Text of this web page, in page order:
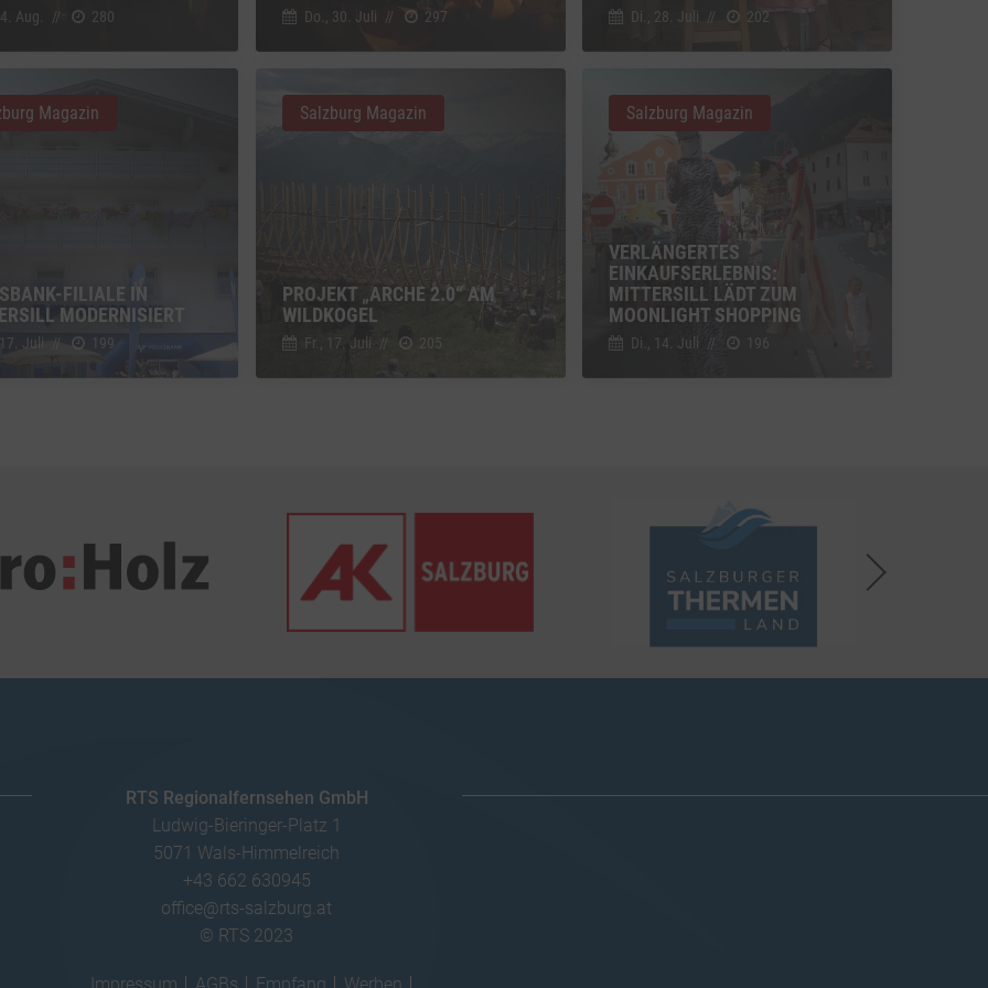
Aug. // 280 Do., 30. Juli // 297 Di., 28. Juli // 202
FILIALE IN
MODERNISIERT
Juli // 199
Magazin
PROJEKT „ARCHE 2.0“ AM
WILDKOGEL
Fr., 17. Juli // 205
Salzburg Magazin
VERLÄNGERTES
EINKAUFSERLEBNIS:
MITTERSILL LÄDT ZUM
MOONLIGHT SHOPPING
Di., 14. Juli // 196
Salzburg Magazin
RTS Regionalfernsehen GmbH
Ludwig-Bieringer-Platz 1
5071 Wals-Himmelreich
+43 662 630945
office@rts-salzburg.at
© RTS 2023
zusätzlicher Informationen
zu Vimeo
Switch zum Einwilligen bzw. Ablehnen des Dienstes Vimeo
Ireland Limited, Irland Switch zum Einwilligen bzw. Ablehnen des Dienstes YouTube